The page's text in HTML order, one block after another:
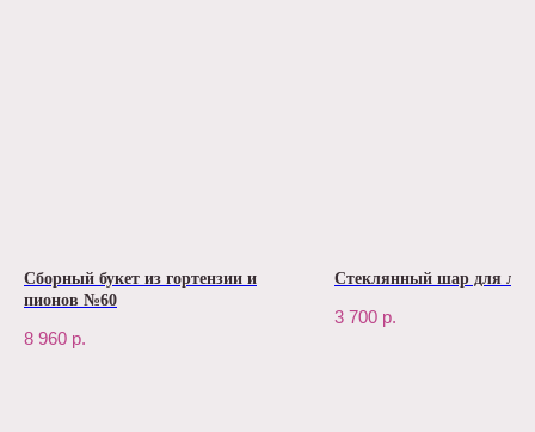
Сборный букет из гортензии и
пионов №60
8 960 р.
Стеклянный шар для
3 700 р.